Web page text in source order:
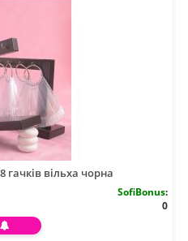
гачків вільха чорна
SofiBonus:
0